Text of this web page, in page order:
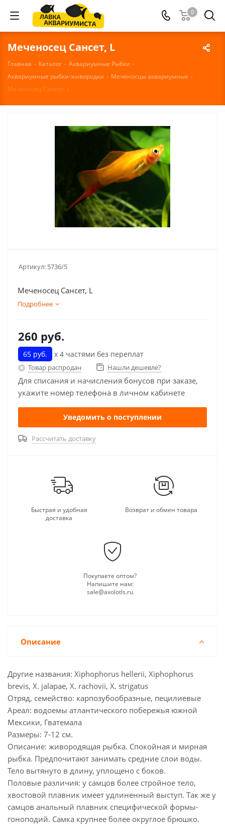
0
Меченосец Сансет, L
Главная - Каталог - Аквариумные Рыбки -
Аквариумные рыбки-живородки - Меченосцы аквариумные -
Меченосец Сансет, L
Артикул: 5736/5
Меченосец Сансет, L
Подробнее
260 руб.
65 руб. х 4 частями без переплат
Товар распродан Нашли дешевле?
Для списания и начисления бонусов при заказе,
укажите номер телефона в личном кабинете
Уведомить о поступлении
Рассчитать доставку
Быстрая и удобная
доставка
Возврат и обмен товара
Покупаете оптом?
Напишите нам:
sale@axolotls.ru
Описание
Другие названия: Xiphophorus hellerii, Xiphophorus
brevis, X. jalapae, X. rachovii, X. strigatus
Отряд, семейство: карпозубообразные, пецилиевые
Ареал: водоемы атлантического побережья южной
Мексики, Гватемала
Размеры: 7-12 см.
Описание: живородящая рыбка. Спокойная и мирная
рыбка. Предпочитают занимать средние слои воды.
Тело вытянуто в длину, уплощено с боков.
Половые различия: у самцов более стройное тело,
хвостовой плавник имеет удлиненный выступ. Так же у
самцов анальный плавник специфической формы-
гоноподий. Самка крупнее более округлое брюшко.